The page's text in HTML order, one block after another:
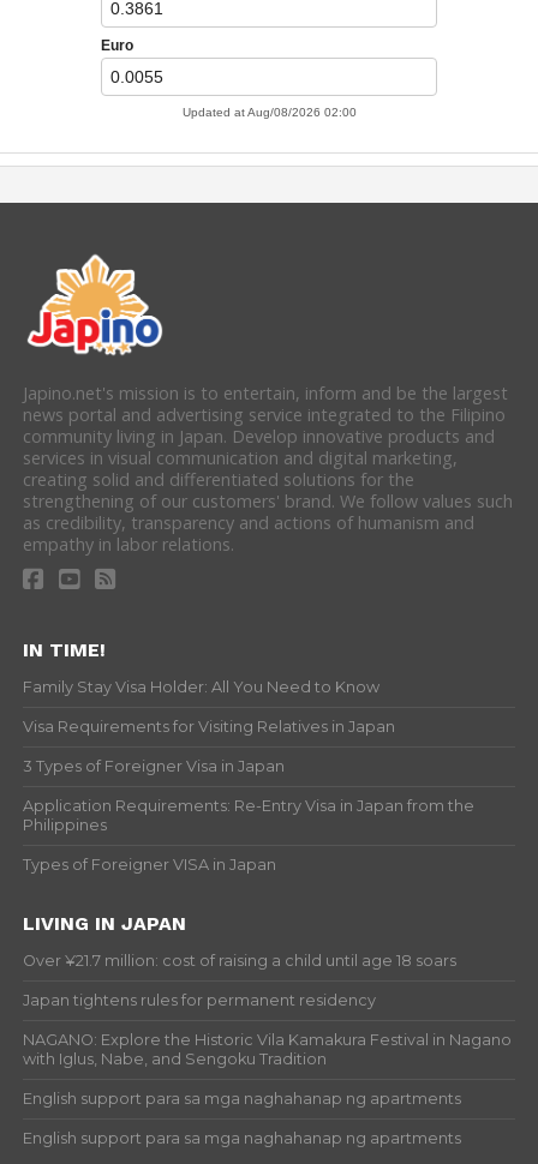
Japino.net's mission is to entertain, inform and be the largest
news portal and advertising service integrated to the Filipino
community living in Japan. Develop innovative products and
services in visual communication and digital marketing,
creating solid and differentiated solutions for the
strengthening of our customers' brand. We follow values such
as credibility, transparency and actions of humanism and
empathy in labor relations.
IN TIME!
Family Stay Visa Holder: All You Need to Know
Visa Requirements for Visiting Relatives in Japan
3 Types of Foreigner Visa in Japan
Application Requirements: Re-Entry Visa in Japan from the
Philippines
Types of Foreigner VISA in Japan
LIVING IN JAPAN
Over ¥21.7 million: cost of raising a child until age 18 soars
Japan tightens rules for permanent residency
NAGANO: Explore the Historic Vila Kamakura Festival in Nagano
with Iglus, Nabe, and Sengoku Tradition
English support para sa mga naghahanap ng apartments
English support para sa mga naghahanap ng apartments